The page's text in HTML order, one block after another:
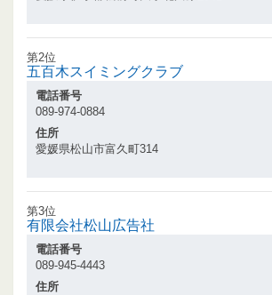
第2位
五百木スイミングクラブ
電話番号
089-974-0884
住所
愛媛県松山市富久町314
第3位
有限会社松山広告社
電話番号
089-945-4443
住所